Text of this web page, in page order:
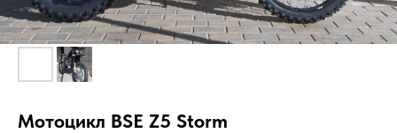
Мотоцикл BSE Z5 Storm